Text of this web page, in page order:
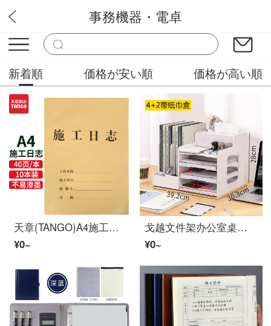
ロマンス手帳
事務機器・電卓
新着順 価格が安い順 価格が高い順
天章(TANGO)A4施工日志本 施工日记工作日志 安全监理日志 建筑工地施工手册单位工程记录笔记手帳 10本装
¥0~
戈越文件架办公室桌面多层置物架办公桌立式书本文具收纳文件框大容量办公用品文件夹资料架带纸巾盒收纳盒 四加二+纸巾盒（可左右互换）
¥0~